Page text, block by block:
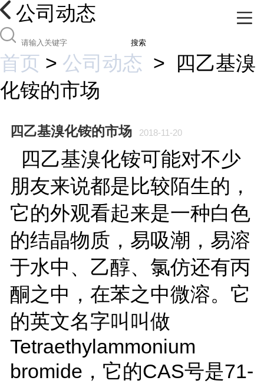
公司动态
搜索
首页 > 公司动态 >
四乙基溴
化铵的市场
四乙基溴化铵的市场 2018-11-20
四乙基溴化铵可能对不少
朋友来说都是比较陌生的，
它的外观看起来是一种白色
的结晶物质，易吸潮，易溶
于水中、乙醇、氯仿还有丙
酮之中，在苯之中微溶。它
的英文名字叫叫做
Tetraethylammonium
bromide，它的CAS号是71-